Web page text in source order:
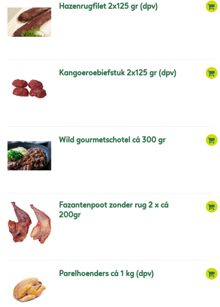
hazenrugfilet 2x125 gr (dpv)
kangoeroebiefstuk 2x125 gr (dpv)
wild gourmetschotel cá 300 gr
fazantenpoot zonder rug 2 x cá
200gr
parelhoenders cá 1 kg (dpv)